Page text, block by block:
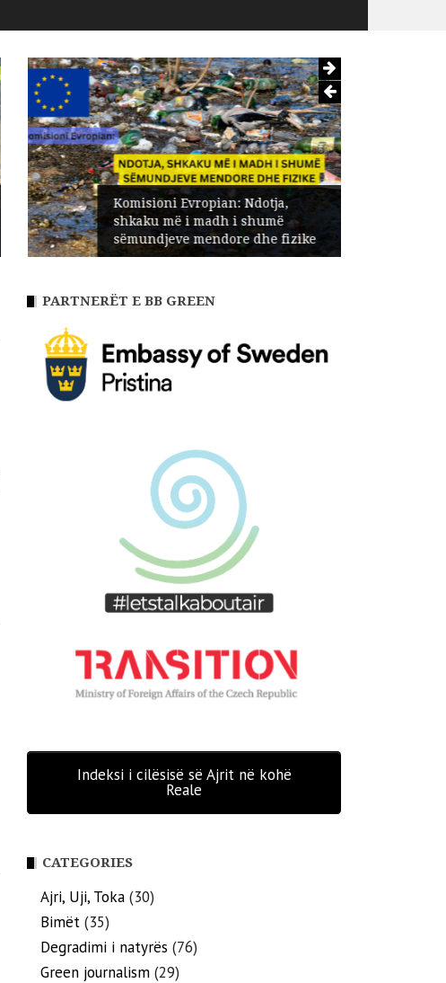
Komisioni Evropian: Ndotja,
shkaku më i madh i shumë
sëmundjeve mendore dhe fizike
PARTNERËT E BB GREEN
Indeksi i cilësisë së Ajrit në kohë
Reale
CATEGORIES
Ajri, Uji, Toka (30)
Bimët (35)
Degradimi i natyrës (76)
Green journalism (29)